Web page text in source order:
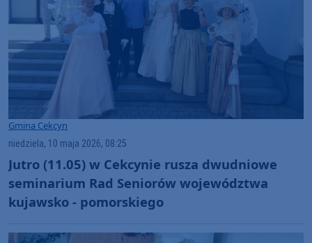
Gmina Cekcyn
niedziela, 10 maja 2026, 08:25
Jutro (11.05) w Cekcynie rusza dwudniowe
seminarium Rad Seniorów województwa
kujawsko - pomorskiego